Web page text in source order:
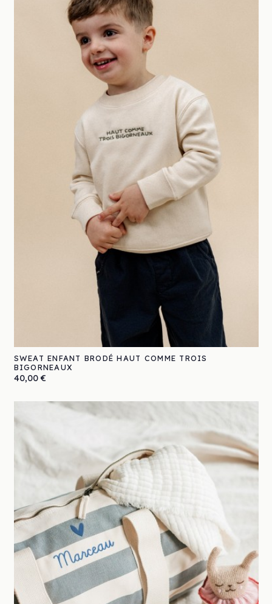
SWEAT ENFANT BRODÉ HAUT COMME TROIS
BIGORNEAUX
Prix
40,00 €